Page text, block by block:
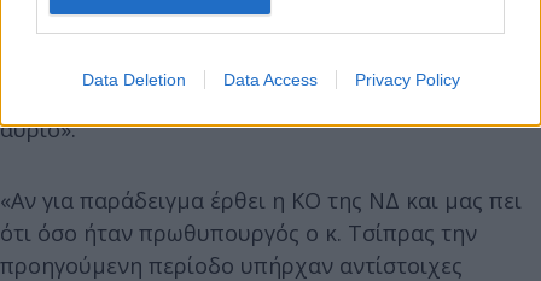
Data Deletion Data Access Privacy Policy
ομάδα με δικό της αίτημα να κάνει το ίδιο. Αν
έχουν αντίστοιχα χειροπιαστά αποδεικτικά μέσα,
ας τα καταθέσουν, η Βουλή είναι ανοικτή από
αύριο».
«Αν για παράδειγμα έρθει η ΚΟ της ΝΔ και μας πει
ότι όσο ήταν πρωθυπουργός ο κ. Τσίπρας την
προηγούμενη περίοδο υπήρχαν αντίστοιχες